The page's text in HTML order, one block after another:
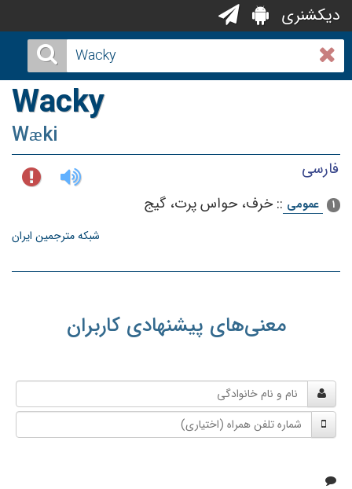
دیکشنری
Wacky
Wæki
فارسی
1 عمومی ::خرف‌، حواس‌ پرت‌، گیج‌
شبکه مترجمین ایران
معنی‌های پیشنهادی کاربران
و
نام
خانوادگی
شماره
تلفن